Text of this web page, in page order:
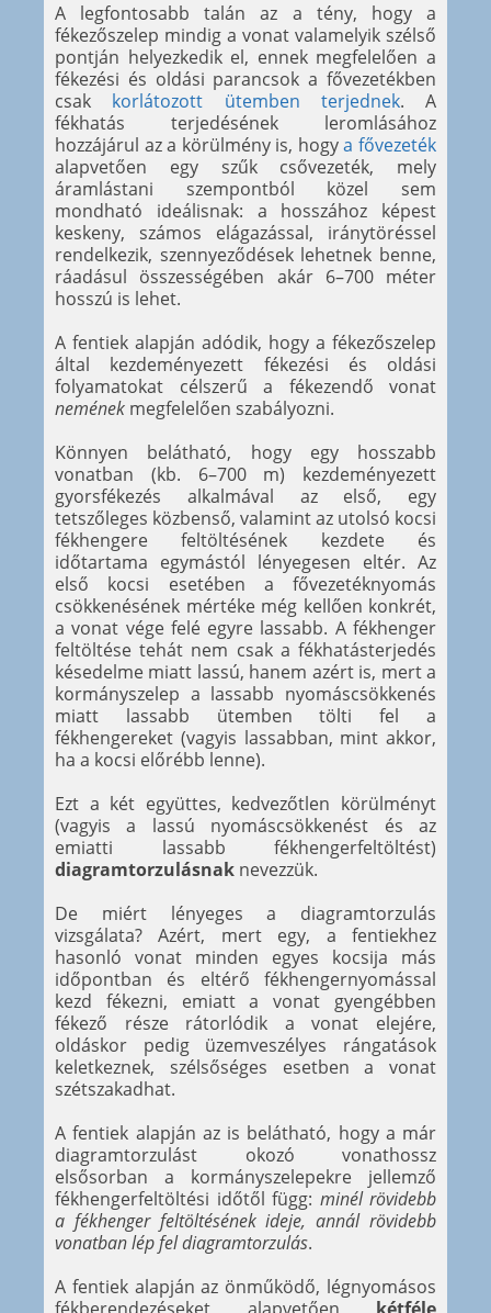
A legfontosabb talán az a tény, hogy a
fékezőszelep mindig a vonat valamelyik szélső
pontján helyezkedik el, ennek megfelelően a
fékezési és oldási parancsok a fővezetékben
csak korlátozott ütemben terjednek. A
fékhatás terjedésének leromlásához
hozzájárul az a körülmény is, hogya fővezeték
alapvetően egy szűk csővezeték, mely
áramlástani szempontból közel sem
mondható ideálisnak: a hosszához képest
keskeny, számos elágazással, iránytöréssel
rendelkezik, szennyeződések lehetnek benne,
ráadásul összességében akár 6–700 méter
hosszú is lehet.
A fentiek alapján adódik, hogy a fékezőszelep
által kezdeményezett fékezési és oldási
folyamatokat célszerű a fékezendő vonat
nemének megfelelően szabályozni.
Könnyen belátható, hogy egy hosszabb
vonatban (kb. 6–700 m) kezdeményezett
gyorsfékezés alkalmával az első, egy
tetszőleges közbenső, valamint az utolsó kocsi
fékhengere feltöltésének kezdete és
időtartama egymástól lényegesen eltér. Az
első kocsi esetében a fővezetéknyomás
csökkenésének mértéke még kellően konkrét,
a vonat vége felé egyre lassabb. A fékhenger
feltöltése tehát nem csak a fékhatásterjedés
késedelme miatt lassú, hanem azért is, mert a
kormányszelep a lassabb nyomáscsökkenés
miatt lassabb ütemben tölti fel a
fékhengereket (vagyis lassabban, mint akkor,
ha a kocsi előrébb lenne).
Ezt a két együttes, kedvezőtlen körülményt
(vagyis a lassú nyomáscsökkenést és az
emiatti lassabb fékhengerfeltöltést)
diagramtorzulásnak nevezzük.
De miért lényeges a diagramtorzulás
vizsgálata? Azért, mert egy, a fentiekhez
hasonló vonat minden egyes kocsija más
időpontban és eltérő fékhengernyomással
kezd fékezni, emiatt a vonat gyengébben
fékező része rátorlódik a vonat elejére,
oldáskor pedig üzemveszélyes rángatások
keletkeznek, szélsőséges esetben a vonat
szétszakadhat.
A fentiek alapján az is belátható, hogy a már
diagramtorzulást okozó vonathossz
elsősorban a kormányszelepekre jellemző
fékhengerfeltöltési időtől függ: minél rövidebb
a fékhenger feltöltésének ideje, annál rövidebb
vonatban lép fel diagramtorzulás.
A fentiek alapján az önműködő, légnyomásos